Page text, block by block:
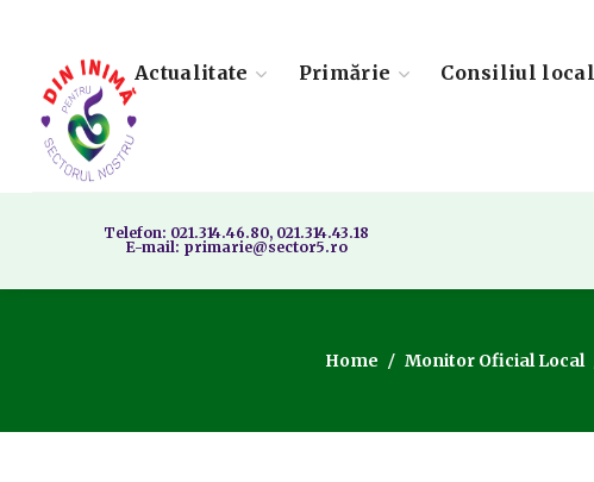
Actualitate Primărie Consiliul local
Telefon: 021.314.46.80, 021.314.43.18
E-mail: primarie@sector5.ro
Home Monitor Oficial Local